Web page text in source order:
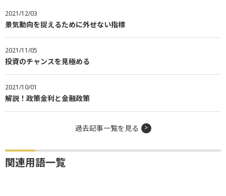
2021/12/03
景気動向を捉えるために外せない指標
2021/11/05
投資のチャンスを見極める
2021/10/01
解説！政策金利と金融政策
過去記事一覧を見る
関連用語一覧